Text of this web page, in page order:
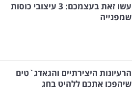
עשו זאת בעצמכם: 3 עיצובי כוסות
שמפנייה
הרעיונות היצירתיים והגאדג`טים
שיהפכו אתכם ללהיט בחג